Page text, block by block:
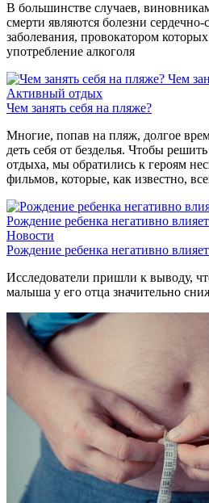
В большинстве случаев,
смерти являются болезни
заболевания, провокатором
употребление алкоголя
Чем
Активный отдых
Чем занять себя на пляже?
Многие, попав на пляж, долгое
деть себя от безделья. Чтобы
отдыха, мы обратились к героям
фильмов, которые, как известно,
Рождение ребенка негативно
Новости
Рождение ребенка негативно
Исследователи пришли к выводу,
малыша у его отца значительно